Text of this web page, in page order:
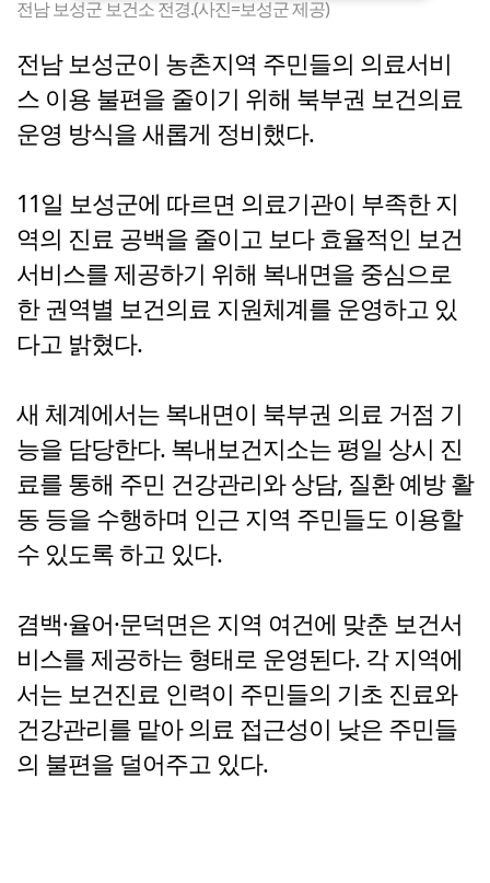
전남 보성군 보건소 전경.(사진=보성군 제공)
전남 보성군이 농촌지역 주민들의 의료서비
스 이용 불편을 줄이기 위해 북부권 보건의료
운영 방식을 새롭게 정비했다.
11일 보성군에 따르면 의료기관이 부족한 지
역의 진료 공백을 줄이고 보다 효율적인 보건
서비스를 제공하기 위해 복내면을 중심으로
한 권역별 보건의료 지원체계를 운영하고 있
다고 밝혔다.
새 체계에서는 복내면이 북부권 의료 거점 기
능을 담당한다. 복내보건지소는 평일 상시 진
료를 통해 주민 건강관리와 상담, 질환 예방 활
동 등을 수행하며 인근 지역 주민들도 이용할
수 있도록 하고 있다.
겸백·율어·문덕면은 지역 여건에 맞춘 보건서
비스를 제공하는 형태로 운영된다. 각 지역에
서는 보건진료 인력이 주민들의 기초 진료와
건강관리를 맡아 의료 접근성이 낮은 주민들
의 불편을 덜어주고 있다.